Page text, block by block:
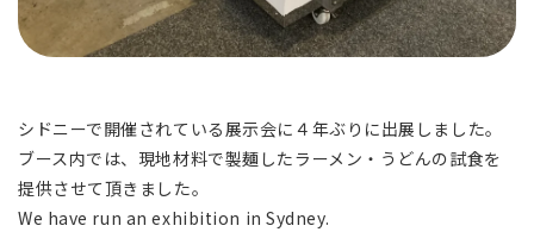
シドニーで開催されている展示会に４年ぶりに出展しました。
ブース内では、現地材料で製麺したラーメン・うどんの試食を
提供させて頂きました。
We have run an exhibition in Sydney.